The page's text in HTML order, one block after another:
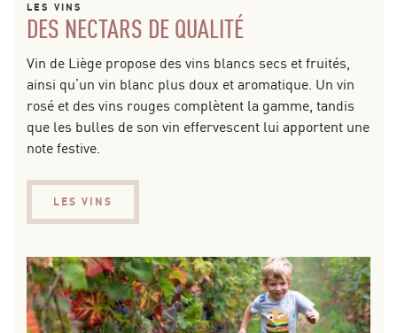
LES VINS
DES NECTARS DE QUALITÉ
Vin de Liège propose des vins blancs secs et fruités,
ainsi qu’un vin blanc plus doux et aromatique. Un vin
rosé et des vins rouges complètent la gamme, tandis
que les bulles de son vin effervescent lui apportent une
note festive.
LES VINS